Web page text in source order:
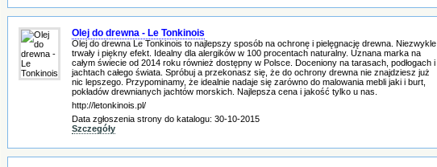
Olej do drewna - Le Tonkinois
Olej do drewna Le Tonkinois to najlepszy sposób na ochronę i pielęgnację drewna. Niezwykle
trwały i piękny efekt. Idealny dla alergików w 100 procentach naturalny. Uznana marka na
całym świecie od 2014 roku również dostępny w Polsce. Doceniony na tarasach, podłogach i
jachtach całego świata. Spróbuj a przekonasz się, że do ochrony drewna nie znajdziesz już
nic lepszego. Przypominamy, że idealnie nadaje się zarówno do malowania mebli jaki i burt,
pokładów drewnianych jachtów morskich. Najlepsza cena i jakość tylko u nas.
http://letonkinois.pl/
Data zgłoszenia strony do katalogu: 30-10-2015
Szczegóły